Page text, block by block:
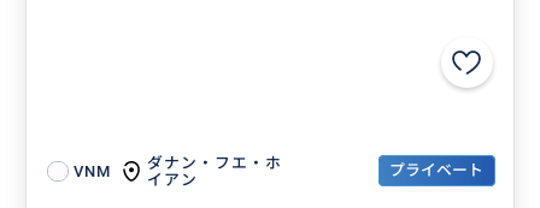
VNM
ダナン・フエ・ホ
イアン
プライベート